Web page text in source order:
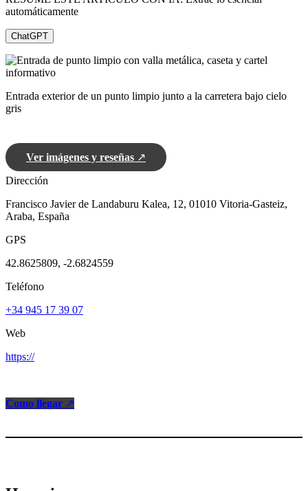
automáticamente
ChatGPT
Entrada exterior de un punto limpio junto a la carretera bajo cielo
gris
Ver imágenes y reseñas ↗
Dirección
Francisco Javier de Landaburu Kalea, 12, 01010 Vitoria-Gasteiz,
Araba, España
GPS
42.8625809, -2.6824559
Teléfono
+34 945 17 39 07
Web
https://
Como llegar ↗